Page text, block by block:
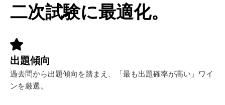
二次試験に最適化。
出題傾向
過去問から出題傾向を踏まえ、「最も出題確率が高い」ワイ
ンを厳選。